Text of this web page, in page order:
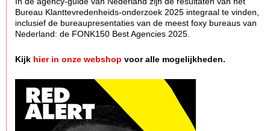
Bureau Klanttevredenheids-onderzoek 2025 integraal te vinden,
inclusief de bureaupresentaties van de meest foxy bureaus van
Nederland: de FONK150 Best Agencies 2025.
Kijk hier in onze webshop voor alle mogelijkheden.